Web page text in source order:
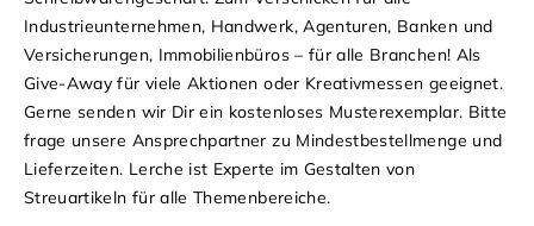
Industrieunternehmen, Handwerk, Agenturen, Banken und
Versicherungen, Immobilienbüros – für alle Branchen! Als
Give-Away für viele Aktionen oder Kreativmessen geeignet.
Gerne senden wir Dir ein kostenloses Musterexemplar. Bitte
frage unsere Ansprechpartner zu Mindestbestellmenge und
Lieferzeiten. Lerche ist Experte im Gestalten von
Streuartikeln für alle Themenbereiche.